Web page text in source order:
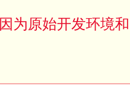
因为原始开发环境